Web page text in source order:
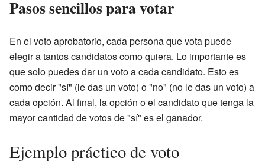
Pasos sencillos para votar
En el voto aprobatorio, cada persona que vota puede
elegir a tantos candidatos como quiera. Lo importante es
que solo puedes dar un voto a cada candidato. Esto es
como decir "sí" (le das un voto) o "no" (no le das un voto) a
cada opción. Al final, la opción o el candidato que tenga la
mayor cantidad de votos de "sí" es el ganador.
Ejemplo práctico de voto